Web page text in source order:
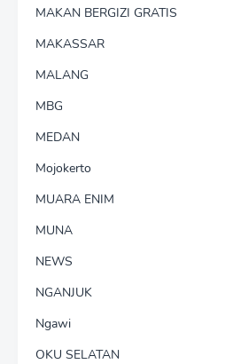
MAKAN BERGIZI GRATIS
MAKASSAR
MALANG
MBG
MEDAN
Mojokerto
MUARA ENIM
MUNA
NEWS
NGANJUK
Ngawi
OKU SELATAN